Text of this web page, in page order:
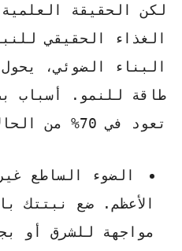
لكن الحقيقة
الغذاء الحقيقي
البناء الضوئي،
طاقة للنمو. أسباب
تعود في 70% من الحالات إلى نقص الإضاءة.
الضوء الساطع
الأعظم. ضع نبتتك
مواجهة للشرق أو